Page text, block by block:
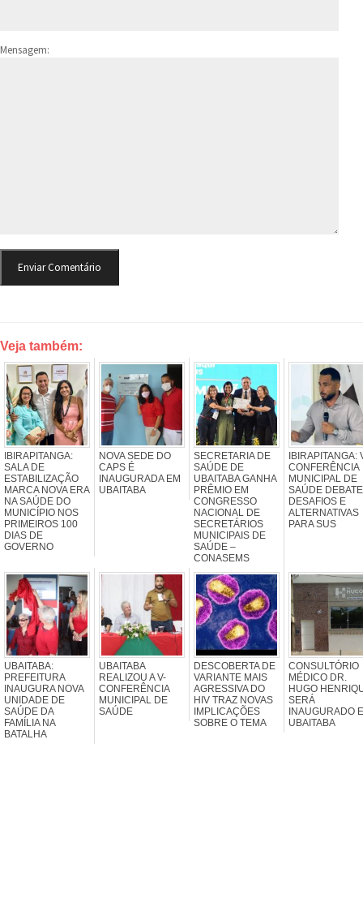
Mensagem:
Veja também:
IBIRAPITANGA:
SALA DE
ESTABILIZAÇÃO
MARCA NOVA ERA
NA SAÚDE DO
MUNICÍPIO NOS
PRIMEIROS 100
DIAS DE
GOVERNO
NOVA SEDE DO
CAPS É
INAUGURADA EM
UBAITABA
SECRETARIA DE
SAÚDE DE
UBAITABA GANHA
PRÊMIO EM
CONGRESSO
NACIONAL DE
SECRETÁRIOS
MUNICIPAIS DE
SAÚDE –
CONASEMS
IBIRAPITANGA:
CONFERÊNCIA
MUNICIPAL DE
SAÚDE
DESAFIOS E
ALTERNATIVAS
PARA SUS
UBAITABA:
PREFEITURA
INAUGURA NOVA
UNIDADE DE
SAÚDE DA
FAMÍLIA NA
BATALHA
UBAITABA
REALIZOU A V-
CONFERÊNCIA
MUNICIPAL DE
SAÚDE
DESCOBERTA DE
VARIANTE MAIS
AGRESSIVA DO
HIV TRAZ NOVAS
IMPLICAÇÕES
SOBRE O TEMA
CONSULTÓRIO
MÉDICO DR.
HUGO
SERÁ
INAUGURADO
UBAITABA